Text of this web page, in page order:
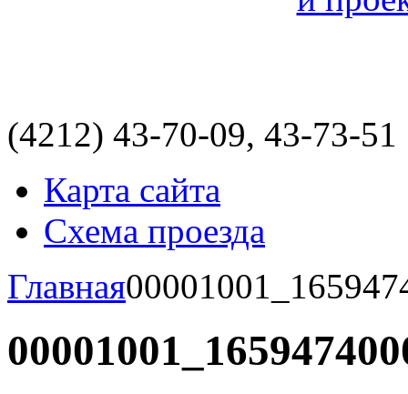
(4212) 43-70-09, 43-73-51
Карта сайта
Схема проезда
Главная